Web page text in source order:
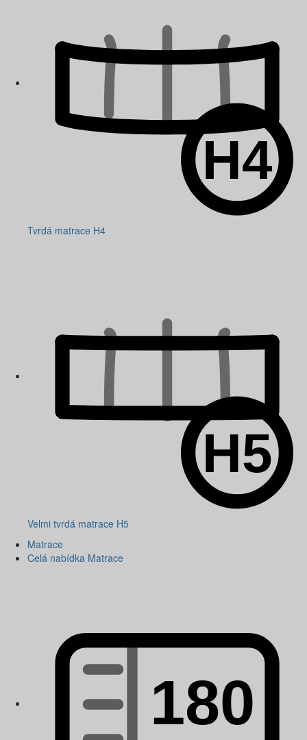
Tvrdá matrace H4
Velmi tvrdá matrace H5
Matrace
Celá nabídka Matrace